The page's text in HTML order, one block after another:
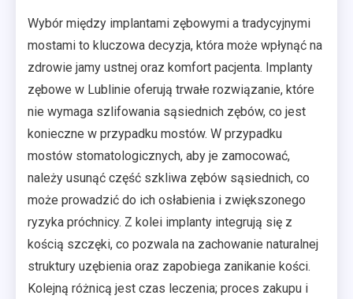
Wybór między implantami zębowymi a tradycyjnymi
mostami to kluczowa decyzja, która może wpłynąć na
zdrowie jamy ustnej oraz komfort pacjenta. Implanty
zębowe w Lublinie oferują trwałe rozwiązanie, które
nie wymaga szlifowania sąsiednich zębów, co jest
konieczne w przypadku mostów. W przypadku
mostów stomatologicznych, aby je zamocować,
należy usunąć część szkliwa zębów sąsiednich, co
może prowadzić do ich osłabienia i zwiększonego
ryzyka próchnicy. Z kolei implanty integrują się z
kością szczęki, co pozwala na zachowanie naturalnej
struktury uzębienia oraz zapobiega zanikanie kości.
Kolejną różnicą jest czas leczenia; proces zakupu i